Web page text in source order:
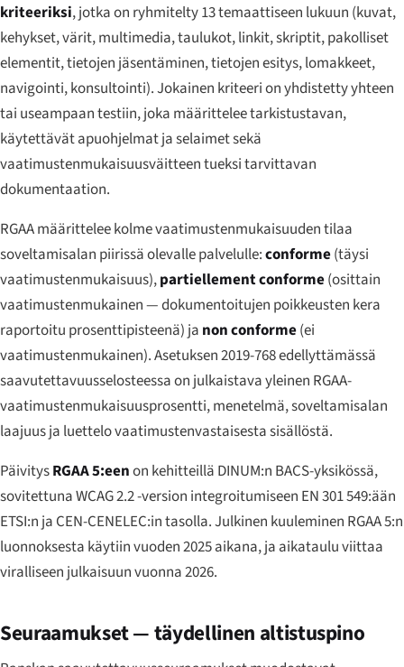
kriteeriksi, jotka on ryhmitelty 13 temaattiseen lukuun (kuvat,
kehykset, värit, multimedia, taulukot, linkit, skriptit, pakolliset
elementit, tietojen jäsentäminen, tietojen esitys, lomakkeet,
navigointi, konsultointi). Jokainen kriteeri on yhdistetty yhteen
tai useampaantestiin, joka määrittelee tarkistustavan,
käytettävät apuohjelmat ja selaimet sekä
vaatimustenmukaisuusväitteen tueksi tarvittavan
dokumentaation.
RGAA määrittelee kolme vaatimustenmukaisuuden tilaa
soveltamisalan piirissä olevalle palvelulle:conforme(täysi
vaatimustenmukaisuus),partiellement conforme(osittain
vaatimustenmukainen — dokumentoitujen poikkeusten kera
raportoitu prosenttipisteenä) ja non conforme(ei
vaatimustenmukainen). Asetuksen 2019-768 edellyttämässä
saavutettavuusselosteessa on julkaistava yleinen RGAA-
vaatimustenmukaisuusprosentti, menetelmä, soveltamisalan
laajuus ja luettelo vaatimustenvastaisesta sisällöstä.
PäivitysRGAA 5:eenon kehitteillä DINUM:n BACS-yksikössä,
sovitettuna WCAG 2.2 -version integroitumiseen EN 301 549:ään
ETSI:n ja CEN-CENELEC:in tasolla. Julkinen kuuleminen RGAA 5:n
luonnoksesta käytiin vuoden 2025 aikana, ja aikataulu viittaa
viralliseen julkaisuun vuonna 2026.
Seuraamukset — täydellinen altistuspino